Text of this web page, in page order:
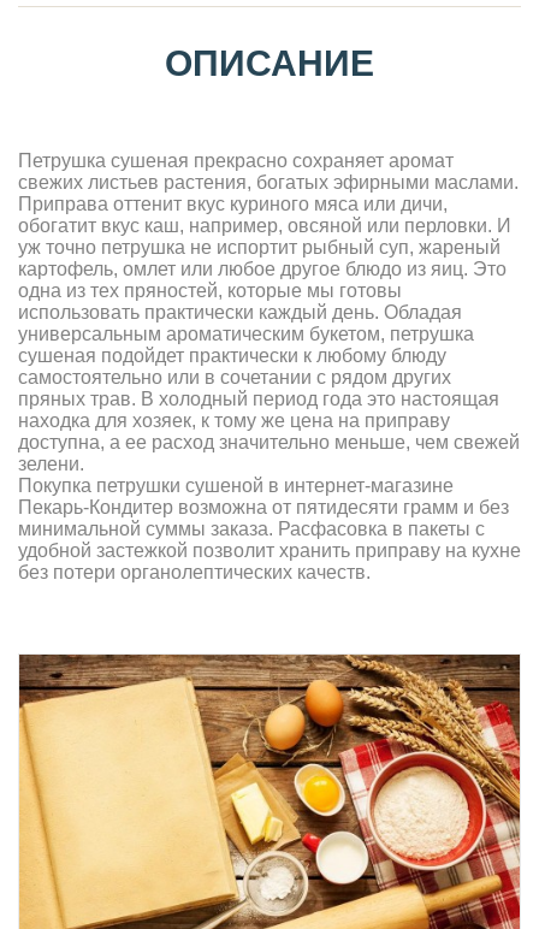
ОПИСАНИЕ
Петрушка сушеная прекрасно сохраняет аромат
свежих листьев растения, богатых эфирными маслами.
Приправа оттенит вкус куриного мяса или дичи,
обогатит вкус каш, например, овсяной или перловки. И
уж точно петрушка не испортит рыбный суп, жареный
картофель, омлет или любое другое блюдо из яиц. Это
одна из тех пряностей, которые мы готовы
использовать практически каждый день. Обладая
универсальным ароматическим букетом, петрушка
сушеная подойдет практически к любому блюду
самостоятельно или в сочетании с рядом других
пряных трав. В холодный период года это настоящая
находка для хозяек, к тому же цена на приправу
доступна, а ее расход значительно меньше, чем свежей
зелени.
Покупка петрушки сушеной в интернет-магазине
Пекарь-Кондитер возможна от пятидесяти грамм и без
минимальной суммы заказа. Расфасовка в пакеты с
удобной застежкой позволит хранить приправу на кухне
без потери органолептических качеств.